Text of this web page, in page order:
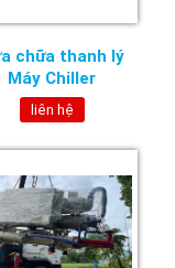
chữa thanh lý
Máy Chiller
liên hệ